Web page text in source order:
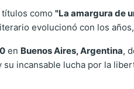
como "La amargura de
evolucionó con los
en Buenos Aires, Argentina,
incansable lucha por la